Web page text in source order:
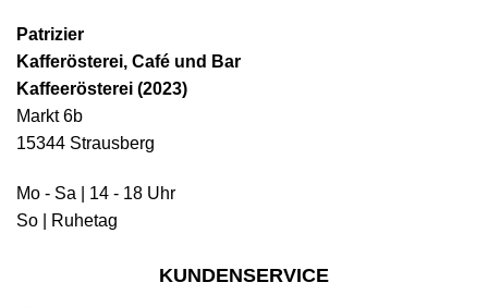
Patrizier
Kafferösterei, Café und Bar
Kaffeerösterei (2023)
Markt 6b
15344 Strausberg
Mo - Sa | 14 - 18 Uhr
So | Ruhetag
KUNDENSERVICE